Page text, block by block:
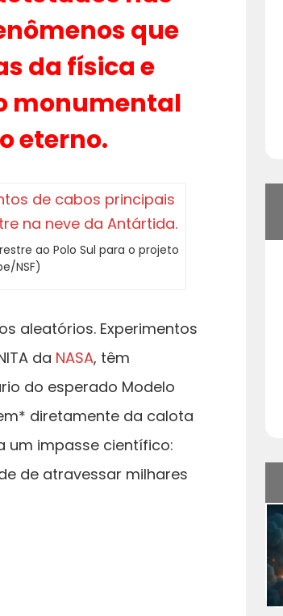
que
da física e
monumental
eterno.
ao Polo Sul para o projeto
NSF)
aleatórios. Experimentos
da NASA, têm
do esperado Modelo
diretamente da calota
um impasse científico:
de atravessar milhares